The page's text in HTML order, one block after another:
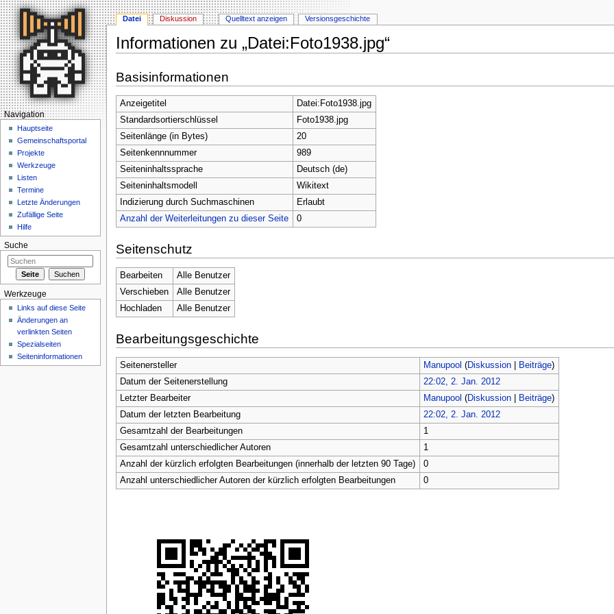
Informationen zu „Datei:Foto1938.jpg“
Basisinformationen
Anzeigetitel
Datei:Foto1938.jpg
Standardsortierschlüssel
Foto1938.jpg
Seitenlänge (in Bytes)
20
Seitenkennnummer
989
Seiteninhaltssprache
Deutsch (de)
Seiteninhaltsmodell
Wikitext
Indizierung durch Suchmaschinen
Erlaubt
Anzahl der Weiterleitungen zu dieser Seite
0
Seitenschutz
Bearbeiten
Alle Benutzer
Verschieben
Alle Benutzer
Hochladen
Alle Benutzer
Bearbeitungsgeschichte
Seitenersteller Manupool (Diskussion| Beiträge)
Datum der Seitenerstellung
22:02, 2. Jan. 2012
Letzter Bearbeiter
Manupool (Diskussion| Beiträge)
Datum der letzten Bearbeitung
22:02, 2. Jan. 2012
Gesamtzahl der Bearbeitungen
1
Gesamtzahl unterschiedlicher Autoren
1
Anzahl der kürzlich erfolgten Bearbeitungen (innerhalb der letzten 90 Tage)
0
Anzahl unterschiedlicher Autoren der kürzlich erfolgten Bearbeitungen
0
Datei Diskussion Quelltext anzeigen Versionsgeschichte
Navigation
Hauptseite
Gemeinschaftsportal
Projekte
Werkzeuge
Listen
Termine
Letzte Änderungen
Zufällige Seite
Hilfe
Suche
Werkzeuge
Links auf diese Seite
Änderungen an
verlinkten Seiten
Spezialseiten
Seiten­informationen